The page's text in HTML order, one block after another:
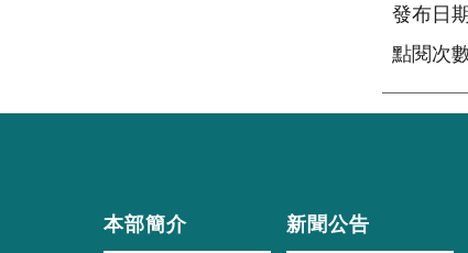
發布日
點閱次
本部簡介 新聞公告